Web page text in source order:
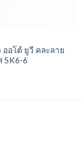
ออโต้ ยูวี คละลาย
SK6-6